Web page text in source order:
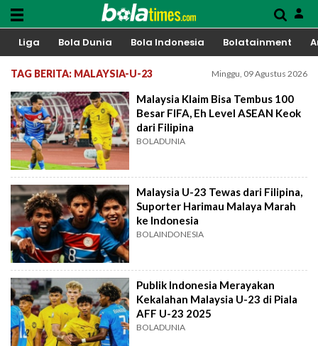
Liga Bola Dunia Bola Indonesia Bolatainment
TAG BERITA: MALAYSIA-U-23 Minggu, 09 Agustus 2026
Malaysia Klaim Bisa Tembus 100
Besar FIFA, Eh Level ASEAN Keok
dari Filipina
BOLADUNIA
Malaysia U-23 Tewas dari Filipina,
Suporter Harimau Malaya Marah
ke Indonesia
BOLAINDONESIA
Publik Indonesia Merayakan
Kekalahan Malaysia U-23 di Piala
AFF U-23 2025
BOLADUNIA